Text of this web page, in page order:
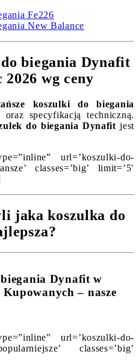
Fe226
New Balance
biegania Dynafit
wg ceny
koszulki do biegania
specyfikacją techniczną.
do biegania Dynafit jest
url=’koszulki-do-
classes=’big’ limit=’5′
jaka koszulka do
Dynafit w
– nasze
url=’koszulki-do-
classes=’big’